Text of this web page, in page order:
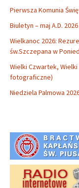
Pierwsza Komunia
Biuletyn – maj A.D. 2026
Wielkanoc 2026:
św.Szczepana w
Wielki Czwartek,
fotograficzne)
Niedziela Palmowa